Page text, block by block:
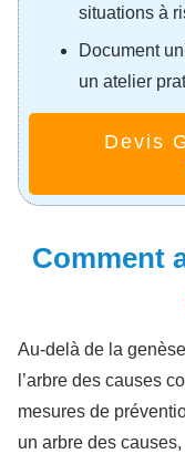
situations à
Document
un atelier
Devis
Comment
Au-delà de la
l’arbre des causes
mesures de
un arbre des